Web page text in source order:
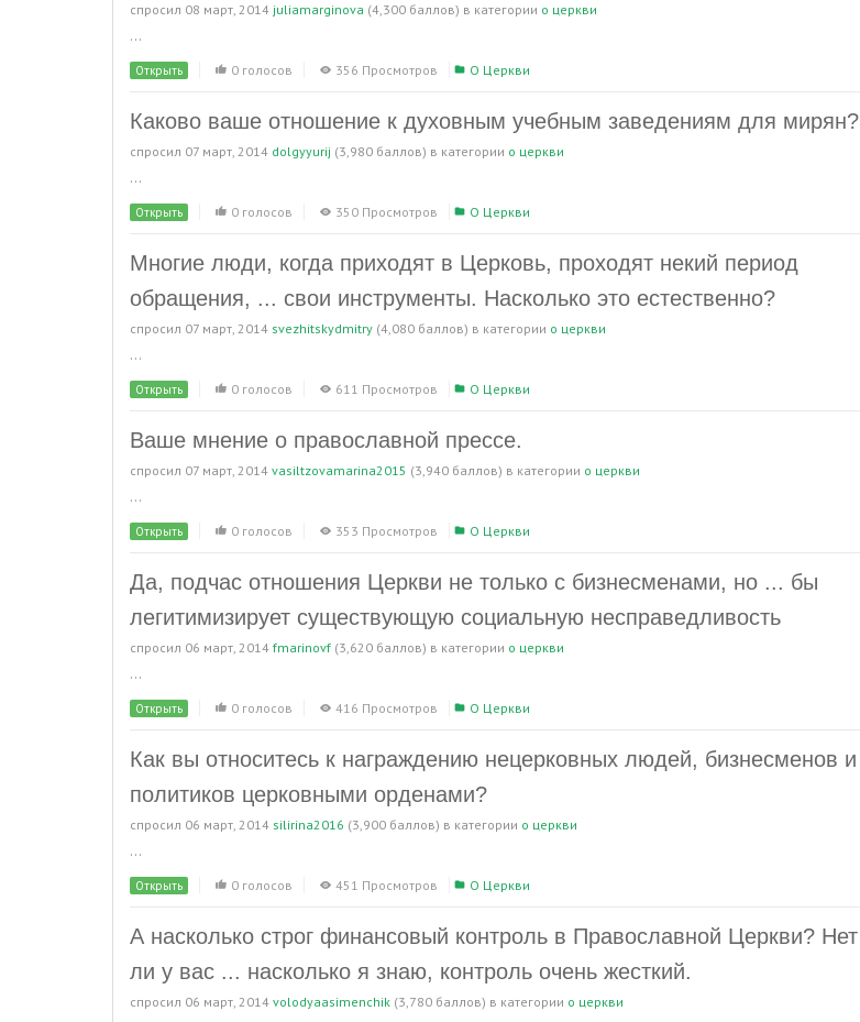
спросил 08 март, 2014 juliamarginova (4,300 баллов) в категории о церкви
...
Открыть 0 голосов 356 Просмотров О Церкви
Каково ваше отношение к духовным учебным заведениям для мирян?
спросил 07 март, 2014 dolgyyurij (3,980 баллов) в категории о церкви
...
Открыть 0 голосов 350 Просмотров О Церкви
Многие люди, когда приходят в Церковь, проходят некий период
обращения, ... свои инструменты. Насколько это естественно?
спросил 07 март, 2014 svezhitskydmitry (4,080 баллов) в категории о церкви
...
Открыть 0 голосов 611 Просмотров О Церкви
Ваше мнение о православной прессе.
спросил 07 март, 2014 vasiltzovamarina2015 (3,940 баллов) в категории о церкви
...
Открыть 0 голосов 353 Просмотров О Церкви
Да, подчас отношения Церкви не только с бизнесменами, но ... бы
легитимизирует существующую социальную несправедливость
спросил 06 март, 2014 fmarinovf (3,620 баллов) в категории о церкви
...
Открыть 0 голосов 416 Просмотров О Церкви
Как вы относитесь к награждению нецерковных людей, бизнесменов и
политиков церковными орденами?
спросил 06 март, 2014 silirina2016 (3,900 баллов) в категории о церкви
...
Открыть 0 голосов 451 Просмотров О Церкви
А насколько строг финансовый контроль в Православной Церкви? Нет
ли у вас ... насколько я знаю, контроль очень жесткий.
спросил 06 март, 2014 volodyaasimenchik (3,780 баллов) в категории о церкви